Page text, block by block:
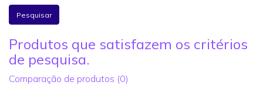
Produtos que satisfazem os critérios
de pesquisa.
Comparação de produtos (0)